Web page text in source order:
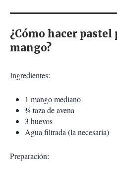
¿Cómo hacer pastel
mango?
Ingredientes:
1 mango mediano
¾ taza de avena
3 huevos
Agua filtrada (la necesaria)
Preparación: